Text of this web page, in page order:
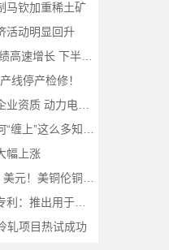
马钦加重稀土矿
活动明显回升
锂电企业 上半年业绩高速增长 下半年排产预期强劲
线停产检修！
幅上涨
俄铝成功研发并获专利：推出用于电化学防护的新型合金
轧项目热试成功